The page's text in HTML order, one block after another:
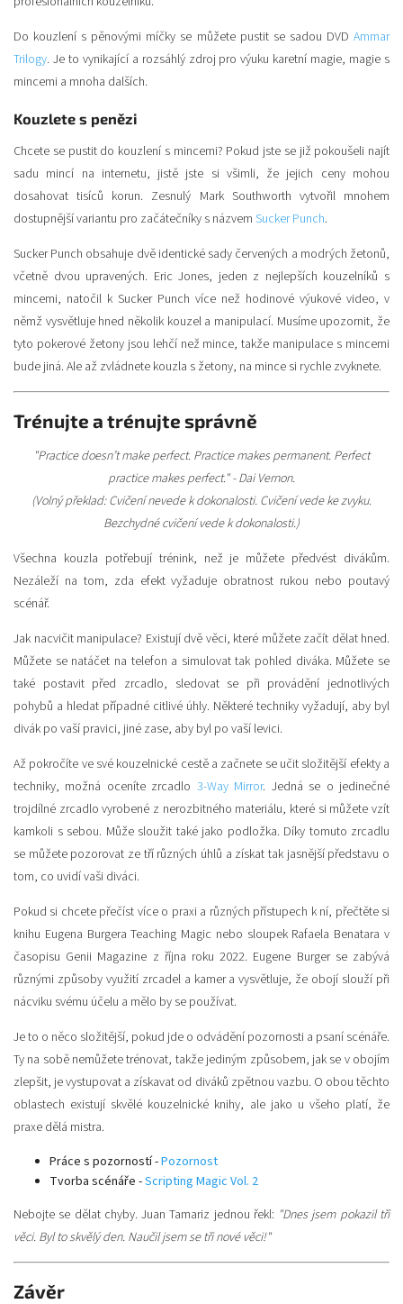
Do kouzlení s pěnovými míčky se můžete pustit se sadou DVD Ammar
Trilogy. Je to vynikající a rozsáhlý zdroj pro výuku karetní magie, magie s
mincemi a mnoha dalších.
Kouzlete s penězi
Chcete se pustit do kouzlení s mincemi? Pokud jste se již pokoušeli najít
sadu mincí na internetu, jistě jste si všimli, že jejich ceny mohou
dosahovat tisíců korun. Zesnulý Mark Southworth vytvořil mnohem
dostupnější variantu pro začátečníky s názvem Sucker Punch.
Sucker Punch obsahuje dvě identické sady červených a modrých žetonů,
včetně dvou upravených. Eric Jones, jeden z nejlepších kouzelníků s
mincemi, natočil k Sucker Punch více než hodinové výukové video, v
němž vysvětluje hned několik kouzel a manipulací. Musíme upozornit, že
tyto pokerové žetony jsou lehčí než mince, takže manipulace s mincemi
bude jiná. Ale až zvládnete kouzla s žetony, na mince si rychle zvyknete.
Trénujte a trénujte správně
"Practice doesn’t make perfect. Practice makes permanent. Perfect
practice makes perfect." - Dai Vernon.
(Volný překlad: Cvičení nevede k dokonalosti. Cvičení vede ke zvyku.
Bezchydné cvičení vede k dokonalosti.)
Všechna kouzla potřebují trénink, než je můžete předvést divákům.
Nezáleží na tom, zda efekt vyžaduje obratnost rukou nebo poutavý
scénář.
Jak nacvičit manipulace? Existují dvě věci, které můžete začít dělat hned.
Můžete se natáčet na telefon a simulovat tak pohled diváka. Můžete se
také postavit před zrcadlo, sledovat se při provádění jednotlivých
pohybů a hledat případné citlivé úhly. Některé techniky vyžadují, aby byl
divák po vaší pravici, jiné zase, aby byl po vaší levici.
Až pokročíte ve své kouzelnické cestě a začnete se učit složitější efekty a
techniky, možná oceníte zrcadlo 3-Way Mirror. Jedná se o jedinečné
trojdílné zrcadlo vyrobené z nerozbitného materiálu, které si můžete vzít
kamkoli s sebou. Může sloužit také jako podložka. Díky tomuto zrcadlu
se můžete pozorovat ze tří různých úhlů a získat tak jasnější představu o
tom, co uvidí vaši diváci.
Pokud si chcete přečíst více o praxi a různých přístupech k ní, přečtěte si
knihu Eugena Burgera Teaching Magic nebo sloupek Rafaela Benatara v
časopisu Genii Magazine z října roku 2022. Eugene Burger se zabývá
různými způsoby využití zrcadel a kamer a vysvětluje, že obojí slouží při
nácviku svému účelu a mělo by se používat.
Je to o něco složitější, pokud jde o odvádění pozornosti a psaní scénáře.
Ty na sobě nemůžete trénovat, takže jediným způsobem, jak se v obojím
zlepšit, je vystupovat a získavat od diváků zpětnou vazbu. O obou těchto
oblastech existují skvělé kouzelnické knihy, ale jako u všeho platí, že
praxe dělá mistra.
Práce s pozorností -Pozornost
Tvorba scénáře -Scripting Magic Vol. 2
Nebojte se dělat chyby. Juan Tamariz jednou řekl: "Dnes jsem pokazil tři
věci. Byl to skvělý den. Naučil jsem se tři nové věci!"
Závěr